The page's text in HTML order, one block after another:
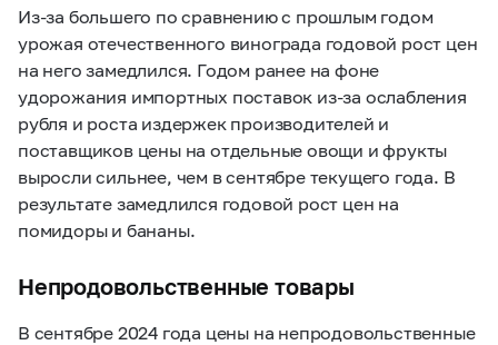
Из-за большего по сравнению с прошлым годом
урожая отечественного винограда годовой рост цен
на него замедлился. Годом ранее на фоне
удорожания импортных поставок из-за ослабления
рубля и роста издержек производителей и
поставщиков цены на отдельные овощи и фрукты
выросли сильнее, чем в сентябре текущего года. В
результате замедлился годовой рост цен на
помидоры и бананы.
Непродовольственные товары
В сентябре 2024 года цены на непродовольственные